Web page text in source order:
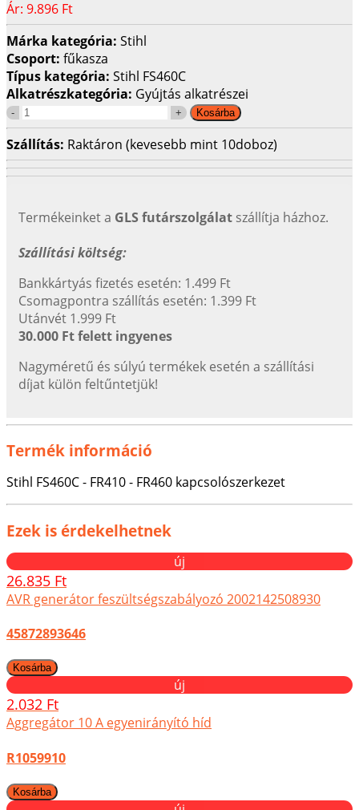
Ár: 9.896 Ft
Márka kategória: Stihl
Csoport: fűkasza
Típus kategória: Stihl FS460C
Alkatrészkategória: Gyújtás alkatrészei
Szállítás: Raktáron (kevesebb mint 10doboz)
Termékeinket a GLS futárszolgálat szállítja házhoz.
Szállítási költség:
Bankkártyás fizetés esetén: 1.499 Ft
Csomagpontra szállítás esetén: 1.399 Ft
Utánvét 1.999 Ft
30.000 Ft felett ingyenes
Nagyméretű és súlyú termékek esetén a szállítási
díjat külön feltűntetjük!
Termék információ
Stihl FS460C - FR410 - FR460 kapcsolószerkezet
Ezek is érdekelhetnek
új
26.835 Ft
AVR generátor feszültségszabályozó 2002142508930
45872893646
új
2.032 Ft
Aggregátor 10 A egyenirányító híd
R1059910